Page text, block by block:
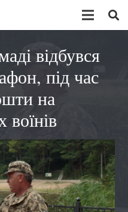
відбувся
під час
на